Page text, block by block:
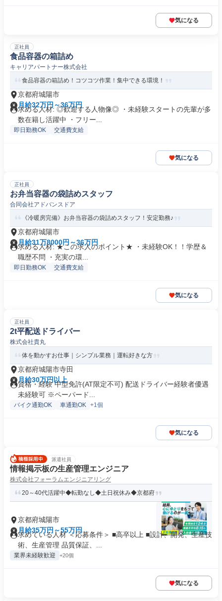
気になる
正社員
食品容器の箱詰め
キャリアパートナー株式会社
食品容器の箱詰め！コツコツ作業！集中できる環境！
京都府城陽市
月給32万円～36万円
求める人材: ◎歓迎する人物像◎ ・未経験スタートの先輩が多
数在籍し活躍中 ・フリー...
即日勤務OK 交通費支給
気になる
正社員
お弁当容器の袋詰めスタッフ
合同会社アドバンスドア
《冷暖房完備》お弁当容器の袋詰めスタッフ！安定勤務♪
京都府城陽市
月給31万8000円～36万円
求める人材: ★この求人のポイント★ ・未経験OK！！学歴＆
職歴不問 ・充実の環...
即日勤務OK 交通費支給
気になる
正社員
2t平配送ドライバー
株式会社貴丸
体を動かすお仕事｜シンプル業務｜運転好きな方
京都府城陽市寺田
月給30万円以上
資格・経験 中型免許(AT限定不可) 配送ドライバー経験者優遇
未経験可 ※ペーパード...
バイク通勤OK 車通勤OK +1個
気になる
派遣社員
情報掲示板の生産管理エンジニア
株式会社フォーラムエンジニアリング
20～40代活躍中◆転勤なし◆土日祝休み◆京都府
京都府城陽市
月給35万円～55万円
求めている人材 ＜応募条件＞ ■高卒以上 ■設計、開発、生産技
術、生産管理 品質保証、...
業界未経験歓迎 +20個
気になる